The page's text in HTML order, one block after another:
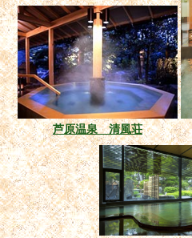
芦原温泉 清風荘